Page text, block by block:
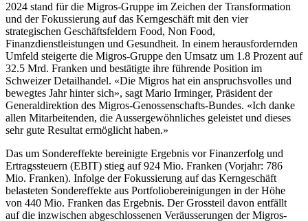
2024 stand für die Migros-Gruppe im Zeichen der Transformation
und der Fokussierung auf das Kerngeschäft mit den vier
strategischen Geschäftsfeldern Food, Non Food,
Finanzdienstleistungen und Gesundheit. In einem herausfordernden
Umfeld steigerte die Migros-Gruppe den Umsatz um 1.8 Prozent auf
32.5 Mrd. Franken und bestätigte ihre führende Position im
Schweizer Detailhandel. «Die Migros hat ein anspruchsvolles und
bewegtes Jahr hinter sich», sagt Mario Irminger, Präsident der
Generaldirektion des Migros-Genossenschafts-Bundes. «Ich danke
allen Mitarbeitenden, die Aussergewöhnliches geleistet und dieses
sehr gute Resultat ermöglicht haben.»
Das um Sondereffekte bereinigte Ergebnis vor Finanzerfolg und
Ertragssteuern (EBIT) stieg auf 924 Mio. Franken (Vorjahr: 786
Mio. Franken). Infolge der Fokussierung auf das Kerngeschäft
belasteten Sondereffekte aus Portfoliobereinigungen in der Höhe
von 440 Mio. Franken das Ergebnis. Der Grossteil davon entfällt
auf die inzwischen abgeschlossenen Veräusserungen der Migros-